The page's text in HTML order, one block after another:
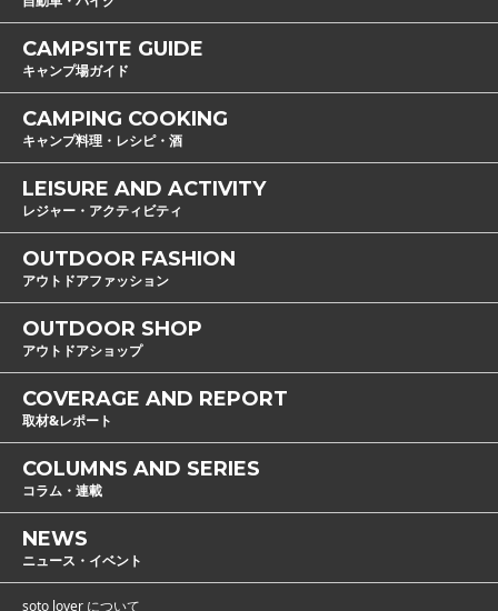
CAMPSITE GUIDE
キャンプ場ガイド
CAMPING COOKING
キャンプ料理・レシピ・酒
LEISURE AND ACTIVITY
レジャー・アクティビティ
OUTDOOR FASHION
アウトドアファッション
OUTDOOR SHOP
アウトドアショップ
COVERAGE AND REPORT
取材&レポート
COLUMNS AND SERIES
コラム・連載
NEWS
ニュース・イベント
soto lover について